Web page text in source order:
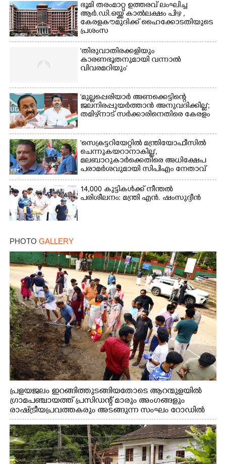
ഭൂമി തരംമാറ്റ ഉത്തരവ് ലംഘിച്ച
ആർ.ഡി.ഒയ്ക്ക് കാൽലക്ഷം പിഴ ,​
കേരളകൗമുദിക്ക് ഹൈക്കോടതിയുടെ
പ്രശംസ
'തിരുവാതിരക്കളിയും
കാരണഭൂതനുമായി വന്നാൽ
വിവരമറിയും '
'മുല്ലപ്പെരിയാർ അണക്കെട്ടിന്റെ
ജലനിരപ്പുയർത്താൻ അനുവദിക്കില്ല';
തമിഴ്‌നാട് സർക്കാരിനെതിരെ കേരളം
'സെക്രട്ടറിയേറ്റിൽ മന്ത്രിയോഫീസിൽ
ചെന്നുകയറാനാകില്ല',
മലബാറുകാർക്കെതിരെ അധിക്ഷേപ
പരാമർശവുമായി സിപിഎം നേതാവ്‌
14,000 കുട്ടികൾക്ക് നീന്തൽ
പരിശീലനം: മന്ത്രി എൻ. ഷംസുദ്ദീൻ
PHOTO GALLERY
പ്രളയജലം ഇറങ്ങിത്തുടങ്ങിയതോടെ ആറന്മുളയിൽ
ഗ്രാമപഞ്ചായത്ത് പ്രസിഡന്റ് മാരും അംഗങ്ങളും
രാഷ്ട്രീയപ്രവത്തകരും അടങ്ങുന്ന സംഘം റോഡിൽ
അടിഞ്ഞ് കൂടിയ ചെളിയും മണ്ണും മറ്റ് മാലിന്യങ്ങളും
നീക്കം ചെയ്യുന്നു.